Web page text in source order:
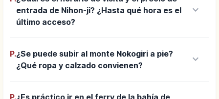
entrada de Nihon-ji? ¿Hasta qué hora es el
último acceso?
keyboard_arrow_down
P.¿Se puede subir al monte Nokogiri a pie?
¿Qué ropa y calzado convienen?
keyboard_arrow_down
P.¿Es práctico ir en el ferry de la bahía de